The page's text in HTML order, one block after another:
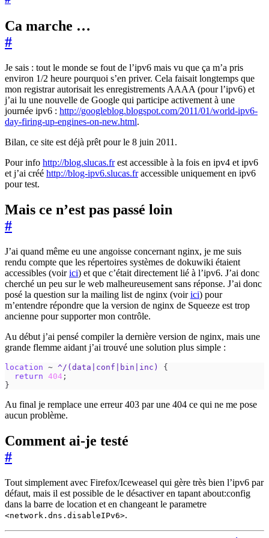
Ca marche …
#
Je sais : tout le monde se fout de l’ipv6 mais vu que ça m’a pris
environ 1/2 heure pourquoi s’en priver. Cela faisait longtemps que
mon registrar autorisait les enregistrements AAAA (pour l’ipv6) et
j’ai lu une nouvelle de Google qui participe activement à une
journée ipv6 : http://googleblog.blogspot.com/2011/01/world-ipv6-
day-firing-up-engines-on-new.html.
Bilan, ce site est déjà prêt pour le 8 juin 2011.
Pour info http://blog.slucas.frest accessible à la fois en ipv4 et ipv6
et j’ai créé http://blog-ipv6.slucas.fraccessible uniquement en ipv6
pour test.
Mais ce n’est pas passé loin
#
J’ai quand même eu une angoisse concernant nginx, je me suis
rendu compte que les répertoires systèmes de dokuwiki étaient
accessibles (voirici) et que c’était directement lié à l’ipv6. J’ai donc
cherché un peu sur le web malheureusement sans réponse. J’ai donc
posé la question sur la mailing list de nginx (voirici) pour
m’entendre répondre que la version de nginx de Squeeze est trop
ancienne pour supporter mon contrôle.
Au début j’ai pensé compiler la dernière version de nginx, mais une
grande flemme aidant j’ai trouvé une solution plus simple :
location ~ ^/(data|conf|bin|inc)
{
return 404 ;
}
Au final je remplace une erreur 403 par une 404 ce qui ne me pose
aucun problème.
Comment ai-je testé
#
Tout simplement avec Firefox/Iceweasel qui gère très bien l’ipv6 par
défaut, mais il est possible de le désactiver en tapant about:config
dans la barre de location et en changeant le parametre
<network.dns.disableIPv6>.